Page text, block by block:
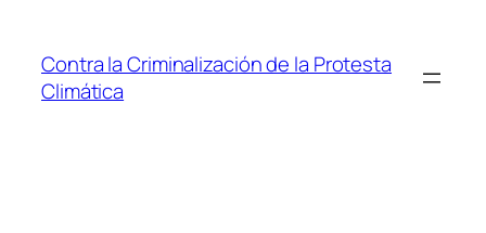
contenido
Contra la Criminalización de la Protesta
Climática